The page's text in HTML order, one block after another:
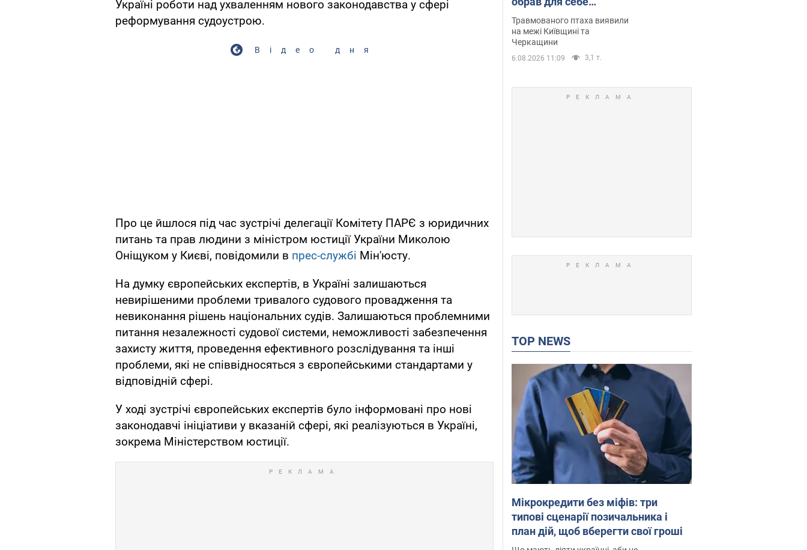
Україні роботи над ухваленням нового законодавства у сфері
реформування судоустрою.
Відео дня
Про це йшлося під час зустрічі делегації Комітету ПАРЄ з юридичних
питань та прав людини з міністром юстиції України Миколою
Оніщуком у Києві, повідомили в прес-службі Мін'юсту.
На думку європейських експертів, в Україні залишаються
невирішеними проблеми тривалого судового провадження та
невиконання рішень національних судів. Залишаються проблемними
питання незалежності судової системи, неможливості забезпечення
захисту життя, проведення ефективного розслідування та інші
проблеми, які не співвідносяться з європейськими стандартами у
відповідній сфері.
У ході зустрічі європейських експертів було інформовані про нові
законодавчі ініціативи у вказаній сфері, які реалізуються в Україні,
зокрема Міністерством юстиції.
нетиповий маршрут.
Фото
Травмованого птаха виявили
на межі Київщині та
Черкащини
6.08.2026 11:09 3,1 т.
TOP NEWS
Мікрокредити без міфів: три
типові сценарії позичальника і
план дій, щоб вберегти свої гроші